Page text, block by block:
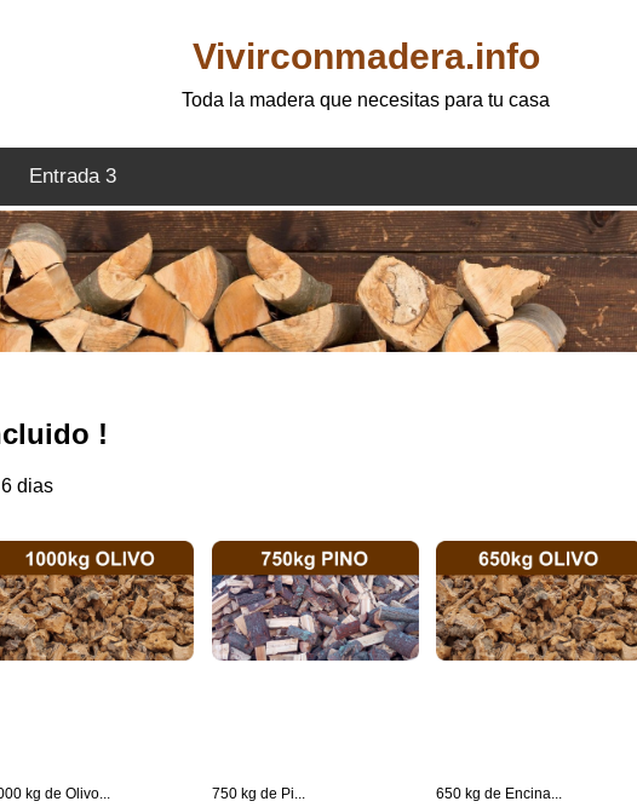
Vivirconmadera.info
Toda la madera que necesitas para tu casa
Entrada 3
!
dias
kg de Olivo... 750 kg de Pi... 650 kg de Encina...